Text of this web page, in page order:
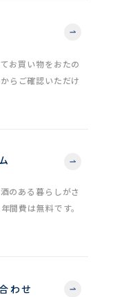
お買い物をおたの
らご確認いただけ
のある暮らしがさ
間費は無料です。
わせ